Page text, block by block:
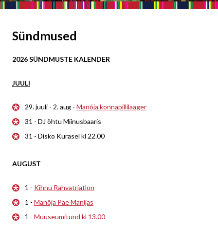
Sündmused
2026 SÜNDMUSTE KALENDER
JUULI
29. juuli - 2. aug - Manõja konnapillilaager
31 - DJ õhtu Miinusbaaris
31 - Disko Kurasel kl 22.00
AUGUST
1 - Kihnu Rahvatriatlon
1 - Manõja Päe Manijas
1 - Muuseumitund kl 13.00